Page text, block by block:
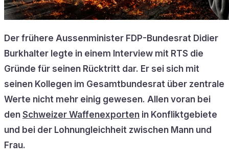
Der frühere Aussenminister FDP-Bundesrat Didier
Burkhalter legte in einem Interview mit RTS die
Gründe für seinen Rücktritt dar. Er sei sich mit
seinen Kollegen im Gesamtbundesrat über zentrale
Werte nicht mehr einig gewesen. Allen voran bei
den Schweizer Waffenexporten in Konfliktgebiete
und bei der Lohnungleichheit zwischen Mann und
Frau.